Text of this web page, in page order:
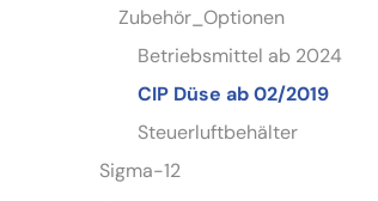
Zubehör_Optionen
Betriebsmittel ab 2024
CIP Düse ab 02/2019
Steuerluftbehälter
Sigma-12